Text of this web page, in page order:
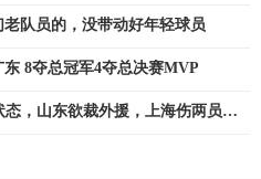
队员的，没带动好年轻球员
8夺总冠军4夺总决赛MVP
，山东欲裁外援，上海伤两员大